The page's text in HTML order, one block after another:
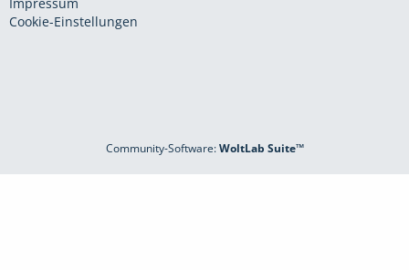
Cookie-Einstellungen
Community-Software:WoltLab Suite™